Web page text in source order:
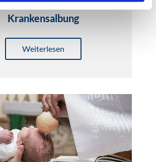
Krankensalbung
Weiterlesen